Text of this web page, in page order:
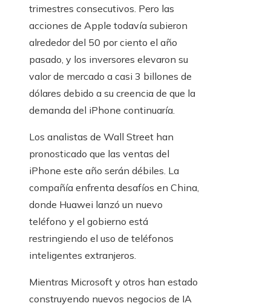
trimestres consecutivos. Pero las
acciones de Apple todavía subieron
alrededor del 50 por ciento el año
pasado, y los inversores elevaron su
valor de mercado a casi 3 billones de
dólares debido a su creencia de que la
demanda del iPhone continuaría.
Los analistas de Wall Street han
pronosticado que las ventas del
iPhone este año serán débiles. La
compañía enfrenta desafíos en China,
donde Huawei lanzó un nuevo
teléfono y el gobierno está
restringiendo el uso de teléfonos
inteligentes extranjeros.
Mientras Microsoft y otros han estado
construyendo nuevos negocios de IA